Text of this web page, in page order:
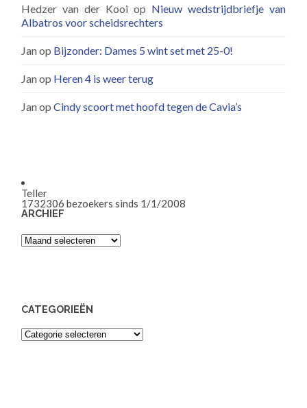
Hedzer van der Kooi op Nieuw wedstrijdbriefje van
Albatros voor scheidsrechters
Janop Bijzonder: Dames 5 wint set met 25-0!
Janop Heren 4 is weer terug
JanopCindy scoort met hoofd tegen de Cavia’s
Teller
1732306 bezoekers sinds 1/1/2008
ARCHIEF
Archief
CATEGORIEËN
Categorieën